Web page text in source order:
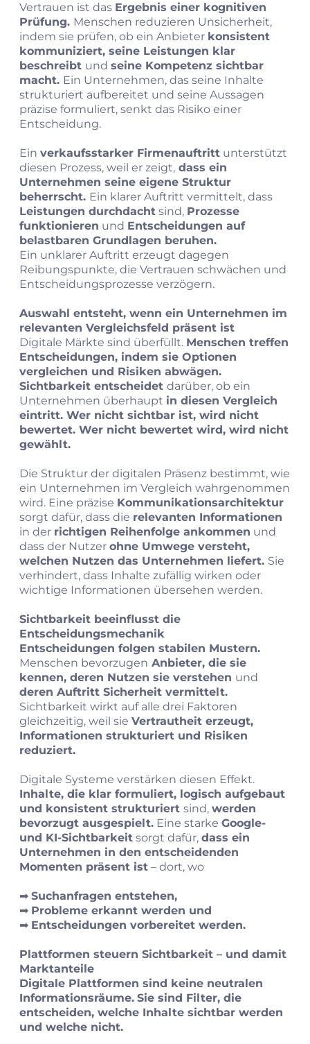
Vertrauen ist das Ergebnis einer kognitiven
Prüfung. Menschen reduzieren Unsicherheit,
indem sie prüfen, ob ein Anbieter konsistent
kommuniziert, seine Leistungen klar
beschreibt und seine Kompetenz sichtbar
macht. Ein Unternehmen, das seine Inhalte
strukturiert aufbereitet und seine Aussagen
präzise formuliert, senkt das Risiko einer
Entscheidung.
Ein verkaufsstarker Firmenauftritt unterstützt
diesen Prozess, weil er zeigt, dass ein
Unternehmen seine eigene Struktur
beherrscht. Ein klarer Auftritt vermittelt, dass
Leistungen durchdacht sind, Prozesse
funktionieren und Entscheidungen auf
belastbaren Grundlagen beruhen.
Ein unklarer Auftritt erzeugt dagegen
Reibungspunkte, die Vertrauen schwächen und
Entscheidungsprozesse verzögern.
Auswahl entsteht, wenn ein Unternehmen im
relevanten Vergleichsfeld präsent ist
Digitale Märkte sind überfüllt. Menschen treffen
Entscheidungen, indem sie Optionen
vergleichen und Risiken abwägen.
Sichtbarkeit entscheidet darüber, ob ein
Unternehmen überhaupt in diesen Vergleich
eintritt. Wer nicht sichtbar ist, wird nicht
bewertet. Wer nicht bewertet wird, wird nicht
gewählt.
Die Struktur der digitalen Präsenz bestimmt, wie
ein Unternehmen im Vergleich wahrgenommen
wird. Eine präzise Kommunikationsarchitektur
sorgt dafür, dass die relevanten Informationen
in der richtigen Reihenfolge ankommen und
dass der Nutzer ohne Umwege versteht,
welchen Nutzen das Unternehmen liefert. Sie
verhindert, dass Inhalte zufällig wirken oder
wichtige Informationen übersehen werden.
Sichtbarkeit beeinflusst die
Entscheidungsmechanik
Entscheidungen folgen stabilen Mustern.
Menschen bevorzugen Anbieter, die sie
kennen, deren Nutzen sie verstehen und
deren Auftritt Sicherheit vermittelt.
Sichtbarkeit wirkt auf alle drei Faktoren
gleichzeitig, weil sie Vertrautheit erzeugt,
Informationen strukturiert und Risiken
reduziert.
Digitale Systeme verstärken diesen Effekt.
Inhalte, die klar formuliert, logisch aufgebaut
und konsistent strukturiert sind, werden
bevorzugt ausgespielt. Eine starke Google‑
und KI‑Sichtbarkeit sorgt dafür, dass ein
Unternehmen in den entscheidenden
Momenten präsent ist – dort, wo
➡︎ Suchanfragen entstehen,
➡︎ Probleme erkannt werden und
➡︎ Entscheidungen vorbereitet werden.
Plattformen steuern Sichtbarkeit – und damit
Marktanteile
Digitale Plattformen sind keine neutralen
Informationsräume. Sie sind Filter, die
entscheiden, welche Inhalte sichtbar werden
und welche nicht.